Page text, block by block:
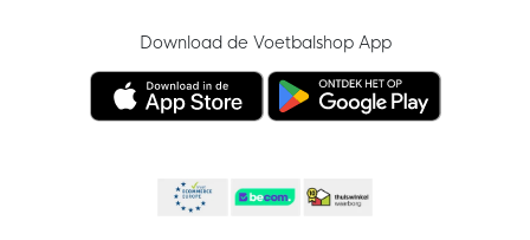
Download de Voetbalshop App